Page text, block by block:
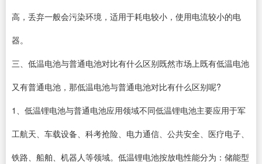
高，丢弃一般会污染环境，适用于耗电较小，使用电流较小的电
器。
三、低温电池与普通电池对比有什么区别既然市场上既有低温电池
又有普通电池，那低温电池与普通电池对比有什么区别呢?
1、低温锂电池与普通电池应用领域不同低温锂电池主要应用于军
工航天、车载设备、科考抢险、电力通信、公共安全、医疗电子、
铁路、船舶、机器人等领域。低温锂电池按放电性能分为：储能型